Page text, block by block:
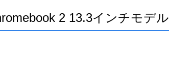
2 13.3インチモデル